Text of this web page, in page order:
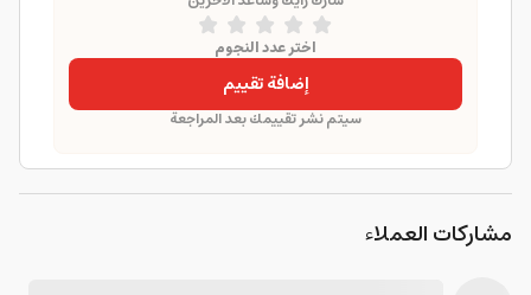
اختر عدد النجوم
إضافة تقييم
سيتم نشر تقييمك بعد المراجعة
مشاركات العملاء